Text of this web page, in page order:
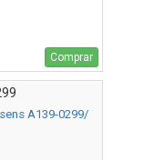
Comprar
A139-0299/